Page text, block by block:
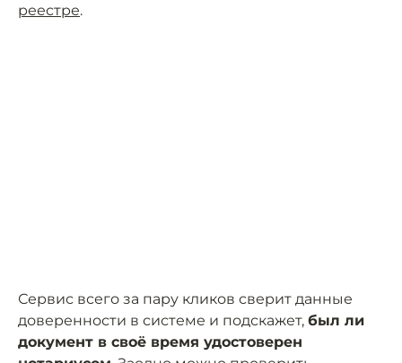
реестре.
Сервис всего за пару кликов сверит данные
доверенности в системе и подскажет, был ли
документ в своё время удостоверен